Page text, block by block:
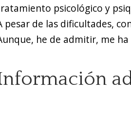
psicológico y
pesar de las dificultades,
he de admitir, me